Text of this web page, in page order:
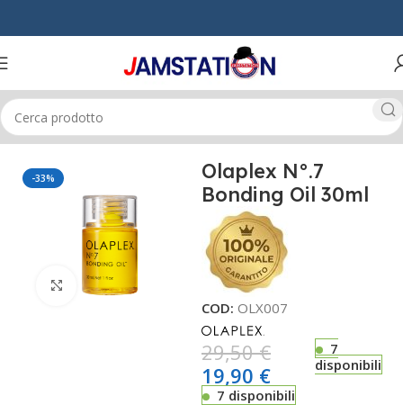
Home CAPELLI OLI & SIERI
-33%
Click to enlarge
Olaplex N°.7
Bonding Oil 30ml
COD: OLX007
29,50€
19,90 €
7
disponibili
7 disponibili